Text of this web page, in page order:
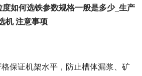
如何选铁参数规格一般是多少_生产
机 注意事项
保证机架水平，防止槽体漏浆、矿